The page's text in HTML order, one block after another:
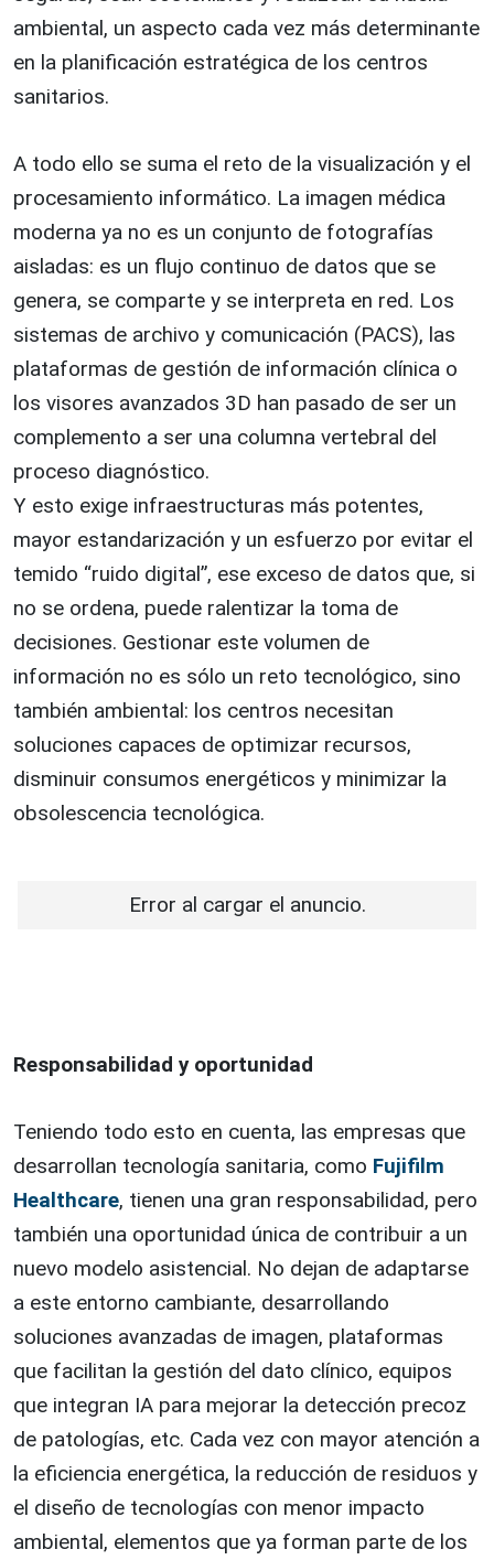
ambiental, un aspecto cada vez más determinante
en la planificación estratégica de los centros
sanitarios.
A todo ello se suma el reto de la visualización y el
procesamiento informático. La imagen médica
moderna ya no es un conjunto de fotografías
aisladas: es un flujo continuo de datos que se
genera, se comparte y se interpreta en red. Los
sistemas de archivo y comunicación (PACS), las
plataformas de gestión de información clínica o
los visores avanzados 3D han pasado de ser un
complemento a ser una columna vertebral del
proceso diagnóstico.
Y esto exige infraestructuras más potentes,
mayor estandarización y un esfuerzo por evitar el
temido “ruido digital”, ese exceso de datos que, si
no se ordena, puede ralentizar la toma de
decisiones. Gestionar este volumen de
información no es sólo un reto tecnológico, sino
también ambiental: los centros necesitan
soluciones capaces de optimizar recursos,
disminuir consumos energéticos y minimizar la
obsolescencia tecnológica.
Error al cargar el anuncio.
Responsabilidad y oportunidad
Teniendo todo esto en cuenta, las empresas que
desarrollan tecnología sanitaria, como Fujifilm
Healthcare, tienen una gran responsabilidad, pero
también una oportunidad única de contribuir a un
nuevo modelo asistencial. No dejan de adaptarse
a este entorno cambiante, desarrollando
soluciones avanzadas de imagen, plataformas
que facilitan la gestión del dato clínico, equipos
que integran IA para mejorar la detección precoz
de patologías, etc. Cada vez con mayor atención a
la eficiencia energética, la reducción de residuos y
el diseño de tecnologías con menor impacto
ambiental, elementos que ya forman parte de los